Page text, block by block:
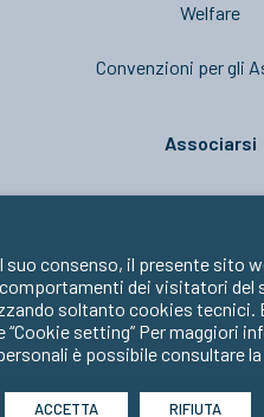
Welfare
Convenzioni per gli
Associarsi
consenso, il presente sito
dei visitatori
soltanto cookies
setting” Per maggiori
è possibile consultare la
ACCETTA RIFIUTA